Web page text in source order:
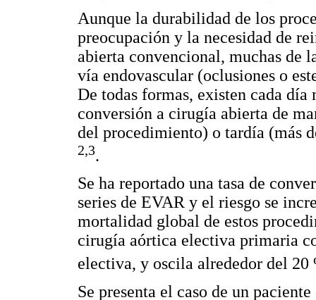
Aunque la durabilidad de los
preocupación y la necesidad de
abierta convencional, muchas de
vía endovascular (oclusiones o
De todas formas, existen cada día
conversión a cirugía abierta de
del procedimiento) o tardía (más
2,3.
Se ha reportado una tasa de
series de EVAR y el riesgo se
mortalidad global de estos
cirugía aórtica electiva primaria
electiva, y oscila alrededor del
Se presenta el caso de un